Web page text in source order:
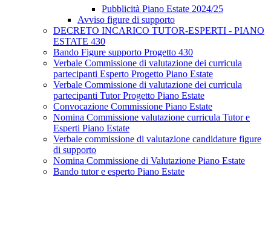
Pubblicità Piano Estate 2024/25
Avviso figure di supporto
DECRETO INCARICO TUTOR-ESPERTI - PIANO
ESTATE 430
Bando Figure supporto Progetto 430
Verbale Commissione di valutazione dei curricula
partecipanti Esperto Progetto Piano Estate
Verbale Commissione di valutazione dei curricula
partecipanti Tutor Progetto Piano Estate
Convocazione Commissione Piano Estate
Nomina Commissione valutazione curricula Tutor e
Esperti Piano Estate
Verbale commissione di valutazione candidature figure
di supporto
Nomina Commissione di Valutazione Piano Estate
Bando tutor e esperto Piano Estate